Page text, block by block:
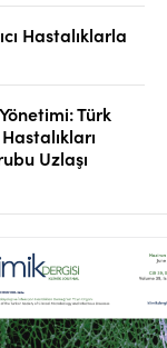
Hastalıklarla
Türk
Uzlaşı